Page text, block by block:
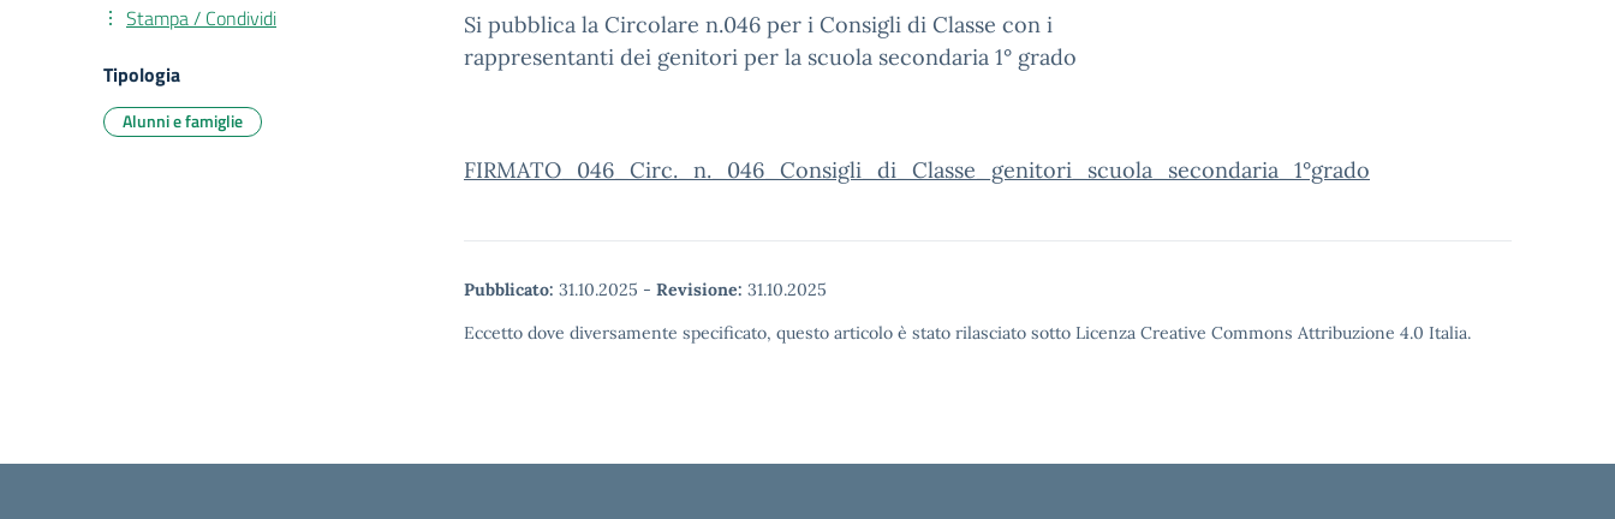
Si pubblica la Circolare n.046 per i Consigli di Classe con i
rappresentanti dei genitori per la scuola secondaria 1° grado
FIRMATO_046_Circ._n._046_Consigli_di_Classe_genitori_scuola_secondaria_1°grado
Pubblicato: 31.10.2025 - Revisione: 31.10.2025
Eccetto dove diversamente specificato, questo articolo è stato rilasciato sotto Licenza Creative Commons Attribuzione 4.0 Italia.
Stampa / Condividi
Tipologia
Alunni e famiglie